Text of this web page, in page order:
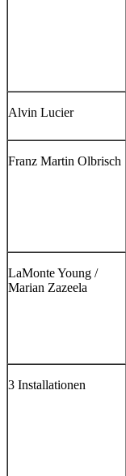
Alvin Lucier
Franz Martin Olbrisch
LaMonte Young /
Marian Zazeela
3 Installationen